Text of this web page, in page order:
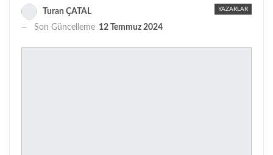
YAZARLAR
Turan ÇATAL
Son Güncelleme 12 Temmuz 2024